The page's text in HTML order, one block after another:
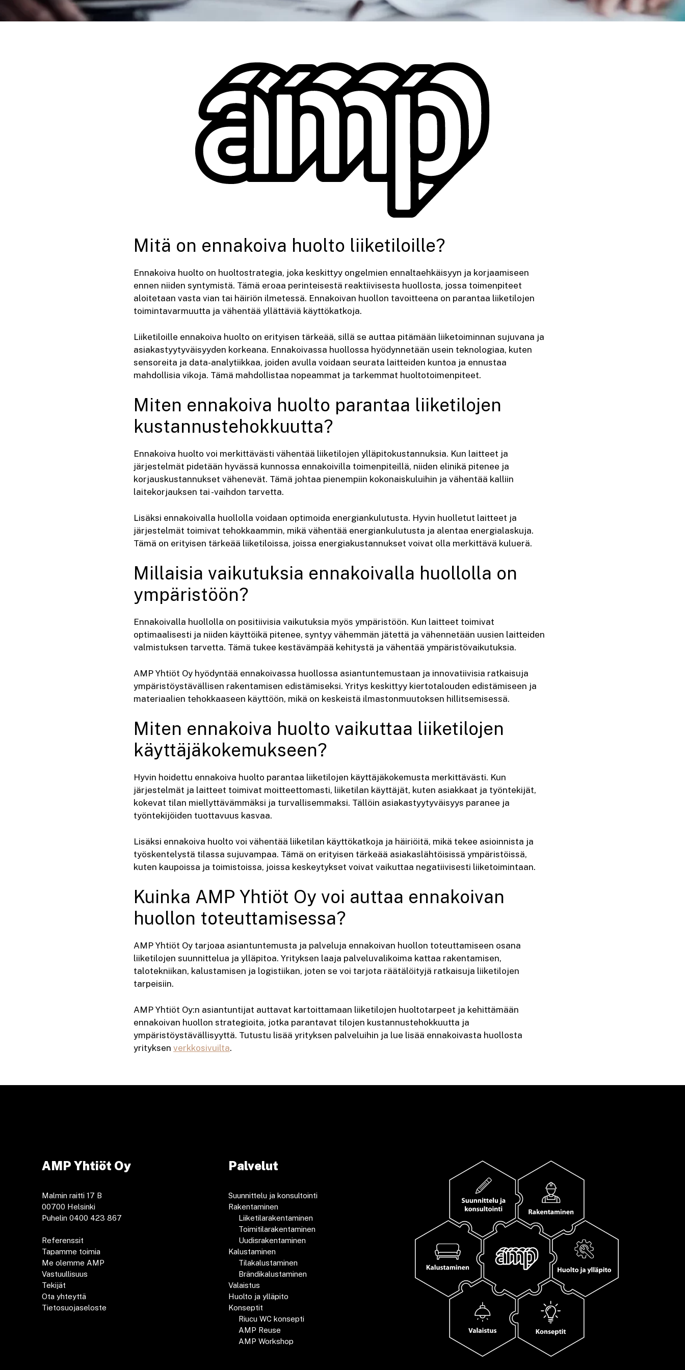
Mitä on ennakoiva huolto liiketiloille?
Ennakoiva huolto on huoltostrategia, joka keskittyy ongelmien ennaltaehkäisyyn ja korjaamiseen
ennen niiden syntymistä. Tämä eroaa perinteisestä reaktiivisesta huollosta, jossa toimenpiteet
aloitetaan vasta vian tai häiriön ilmetessä. Ennakoivan huollon tavoitteena on parantaa liiketilojen
toimintavarmuutta ja vähentää yllättäviä käyttökatkoja.
Liiketiloille ennakoiva huolto on erityisen tärkeää, sillä se auttaa pitämään liiketoiminnan sujuvana ja
asiakastyytyväisyyden korkeana. Ennakoivassa huollossa hyödynnetään usein teknologiaa, kuten
sensoreita ja data-analytiikkaa, joiden avulla voidaan seurata laitteiden kuntoa ja ennustaa
mahdollisia vikoja. Tämä mahdollistaa nopeammat ja tarkemmat huoltotoimenpiteet.
Miten ennakoiva huolto parantaa liiketilojen
kustannustehokkuutta?
Ennakoiva huolto voi merkittävästi vähentää liiketilojen ylläpitokustannuksia. Kun laitteet ja
järjestelmät pidetään hyvässä kunnossa ennakoivilla toimenpiteillä, niiden elinikä pitenee ja
korjauskustannukset vähenevät. Tämä johtaa pienempiin kokonaiskuluihin ja vähentää kalliin
laitekorjauksen tai -vaihdon tarvetta.
Lisäksi ennakoivalla huollolla voidaan optimoida energiankulutusta. Hyvin huolletut laitteet ja
järjestelmät toimivat tehokkaammin, mikä vähentää energiankulutusta ja alentaa energialaskuja.
Tämä on erityisen tärkeää liiketiloissa, joissa energiakustannukset voivat olla merkittävä kuluerä.
Millaisia vaikutuksia ennakoivalla huollolla on
ympäristöön?
Ennakoivalla huollolla on positiivisia vaikutuksia myös ympäristöön. Kun laitteet toimivat
optimaalisesti ja niiden käyttöikä pitenee, syntyy vähemmän jätettä ja vähennetään uusien laitteiden
valmistuksen tarvetta. Tämä tukee kestävämpää kehitystä ja vähentää ympäristövaikutuksia.
AMP Yhtiöt Oy hyödyntää ennakoivassa huollossa asiantuntemustaan ja innovatiivisia ratkaisuja
ympäristöystävällisen rakentamisen edistämiseksi. Yritys keskittyy kiertotalouden edistämiseen ja
materiaalien tehokkaaseen käyttöön, mikä on keskeistä ilmastonmuutoksen hillitsemisessä.
Miten ennakoiva huolto vaikuttaa liiketilojen
käyttäjäkokemukseen?
Hyvin hoidettu ennakoiva huolto parantaa liiketilojen käyttäjäkokemusta merkittävästi. Kun
järjestelmät ja laitteet toimivat moitteettomasti, liiketilan käyttäjät, kuten asiakkaat ja työntekijät,
kokevat tilan miellyttävämmäksi ja turvallisemmaksi. Tällöin asiakastyytyväisyys paranee ja
työntekijöiden tuottavuus kasvaa.
Lisäksi ennakoiva huolto voi vähentää liiketilan käyttökatkoja ja häiriöitä, mikä tekee asioinnista ja
työskentelystä tilassa sujuvampaa. Tämä on erityisen tärkeää asiakaslähtöisissä ympäristöissä,
kuten kaupoissa ja toimistoissa, joissa keskeytykset voivat vaikuttaa negatiivisesti liiketoimintaan.
Kuinka AMP Yhtiöt Oy voi auttaa ennakoivan
huollon toteuttamisessa?
AMP Yhtiöt Oy tarjoaa asiantuntemusta ja palveluja ennakoivan huollon toteuttamiseen osana
liiketilojen suunnittelua ja ylläpitoa. Yrityksen laaja palveluvalikoima kattaa rakentamisen,
talotekniikan, kalustamisen ja logistiikan, joten se voi tarjota räätälöityjä ratkaisuja liiketilojen
tarpeisiin.
AMP Yhtiöt Oy:n asiantuntijat auttavat kartoittamaan liiketilojen huoltotarpeet ja kehittämään
ennakoivan huollon strategioita, jotka parantavat tilojen kustannustehokkuutta ja
ympäristöystävällisyyttä. Tutustu lisää yrityksen palveluihin ja lue lisää ennakoivasta huollosta
yrityksen verkkosivuilta.
AMP Yhtiöt Oy
Malmin raitti 17 B
00700 Helsinki
Puhelin 0400 423 867
Referenssit
Tapamme toimia
Me olemme AMP
Vastuullisuus
Tekijät
Ota yhteyttä
Tietosuojaseloste
Palvelut
Suunnittelu ja konsultointi
Rakentaminen
Liiketilarakentaminen
Toimitilarakentaminen
Uudisrakentaminen
Kalustaminen
Tilakalustaminen
Brändikalustaminen
Valaistus
Huolto ja ylläpito
Konseptit
Riucu WC konsepti
AMP Reuse
AMP Workshop